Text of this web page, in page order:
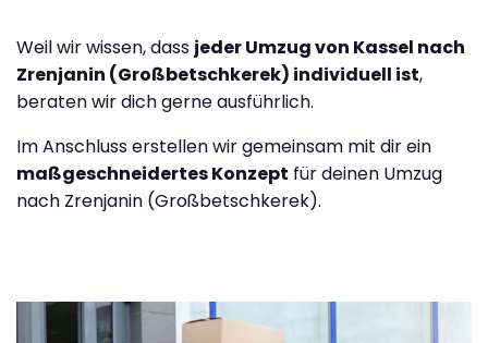
Weil wir wissen, dass jeder Umzug von Kassel nach
Zrenjanin (Großbetschkerek) individuell ist,
beraten wir dich gerne ausführlich.
Im Anschluss erstellen wir gemeinsam mit dir ein
maßgeschneidertes Konzept für deinen Umzug
nach Zrenjanin (Großbetschkerek).